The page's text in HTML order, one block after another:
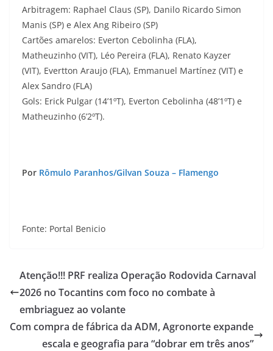
Arbitragem: Raphael Claus (SP), Danilo Ricardo Simon
Manis (SP) e Alex Ang Ribeiro (SP)
Cartões amarelos: Everton Cebolinha (FLA),
Matheuzinho (VIT), Léo Pereira (FLA), Renato Kayzer
(VIT), Evertton Araujo (FLA), Emmanuel Martínez (VIT) e
Alex Sandro (FLA)
Gols: Erick Pulgar (14’1ºT), Everton Cebolinha (48’1ºT) e
Matheuzinho (6’2ºT).
Por Rômulo Paranhos/Gilvan Souza – Flamengo
Fonte: Portal Benicio
Atenção!!! PRF realiza Operação Rodovida Carnaval
2026 no Tocantins com foco no combate à
embriaguez ao volante
Com compra de fábrica da ADM, Agronorte expande
escala e geografia para “dobrar em três anos”